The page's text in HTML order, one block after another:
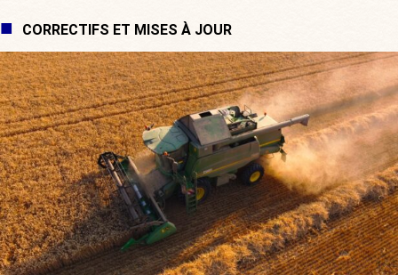
CORRECTIFS ET MISES À JOUR